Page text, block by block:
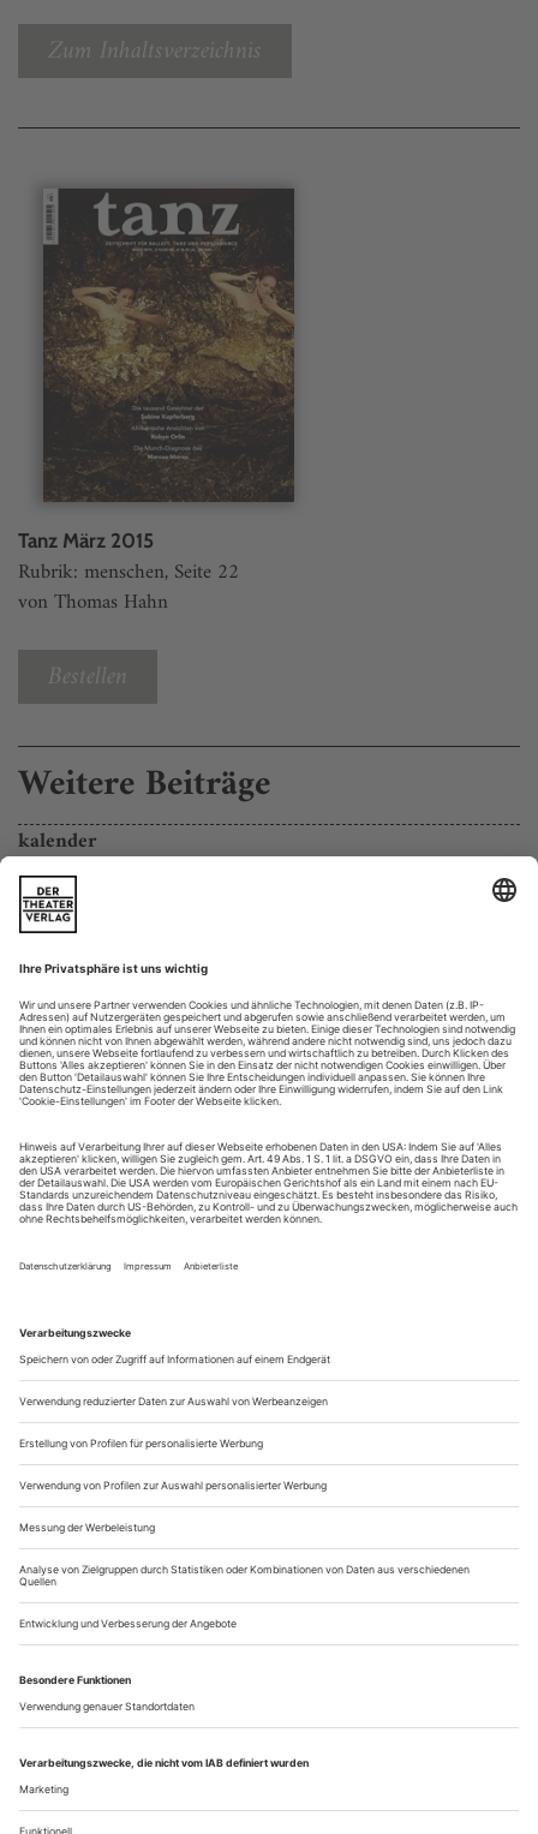
Zum Inhaltsverzeichnis
Tanz März 2015
Rubrik: menschen, Seite 22
von Thomas Hahn
Bestellen
Weitere Beiträge
kalender
_____deutschland
On tour
Die Kibbutz Contemporary Dance Company aus Israel zeigt
mit «If at All» eine neue Arbeit ihres künstlerischen Leiters
Rami Be’er: Friedrichshafen, 10. März; Ludwigshafen, Theater
im Pfalzbau, 12. März; Neuss, 15. März; Hameln, 17. März;
Leverkusen, Forum,
24. März; Schweinfurt,...
Köln on tour
zerknülltes Papier auf der Bühne; darüber hängt tief eine
funzelige Brutlampe. Nichts rührt sich, Stühle knarzen,
Zuschauer hüsteln. Draußen, um die Alte Feuerwache in Köln
herum, tobt das Leben, Kinder rufen, Rockmusik wird auf-
und zugedreht. Der Berg hier knistert kaum hörbar. Ein
Papier ragt heraus,...
Highlights
wien_________ imagetanz
Gemütlich war gestern. «Unheimliche Körper», so das Fes-
tivalmotto, wären irgendwo zwischen Mensch, Tier und
Robotik anzusiedeln. Seit Japans Industrie sich zunehmend
auf Roboter spezialisiert, die u. a. Querschnittsgelähmten das
Laufen ermöglichen sollen, werden die Unterschiede zwischen
Menschlichem und Nicht-Menschlichem immer restloser...